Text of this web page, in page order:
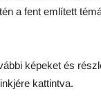
a fent említett
képeket és
kattintva.